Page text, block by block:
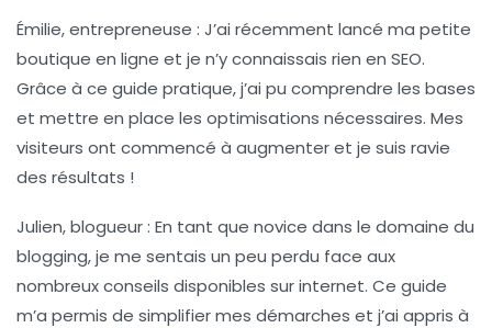
Émilie, entrepreneuse : J’ai récemment lancé ma petite
boutique en ligne et je n’y connaissais rien en SEO.
Grâce à ce guide pratique, j’ai pu comprendre les bases
et mettre en place les optimisations nécessaires. Mes
visiteurs ont commencé à augmenter et je suis ravie
des résultats !
Julien, blogueur : En tant que novice dans le domaine du
blogging, je me sentais un peu perdu face aux
nombreux conseils disponibles sur internet. Ce guide
m’a permis de simplifier mes démarches et j’ai appris à